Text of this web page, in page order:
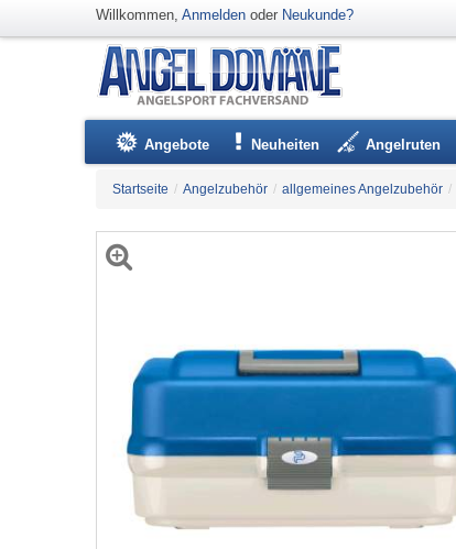
Willkommen, Anmelden oder Neukunde?
Angebote Neuheiten Angelruten
Startseite / Angelzubehör / allgemeines Angelzubehör /